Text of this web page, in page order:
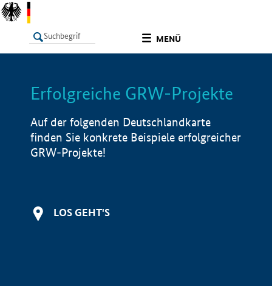
MENÜ
LISTE Info
Erfolgreiche GRW-Projekte
Auf der folgenden Deutschlandkarte
finden Sie konkrete Beispiele erfolgreicher
GRW-Projekte!
LOS GEHT'S